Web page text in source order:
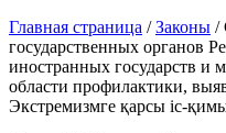
Главная страница /Законы /
государственных органов
иностранных государств и
области профилактики,
Экстремизмге қарсы іс-